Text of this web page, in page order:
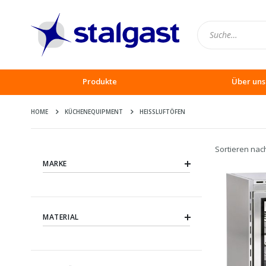
Produkte Über uns
HOME KÜCHENEQUIPMENT HEISSLUFTÖFEN
Sortieren
MARKE
MATERIAL